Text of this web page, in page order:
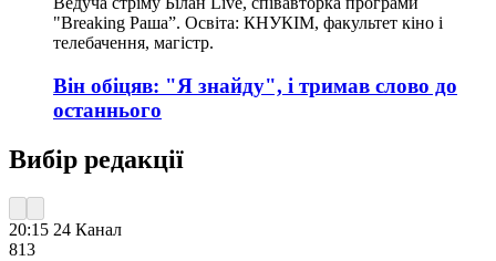
"Breaking Раша”. Освіта: КНУКІМ, факультет кіно і
телебачення, магістр.
Він обіцяв: "Я знайду", і тримав слово до
останнього
Вибір редакції
20:15 24 Канал
813